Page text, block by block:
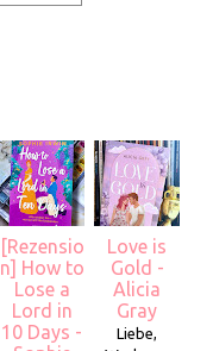
[Rezensio
n] How to
Lose a
Lord in
10 Days -
Love is
Gold -
Alicia
Gray
Liebe,